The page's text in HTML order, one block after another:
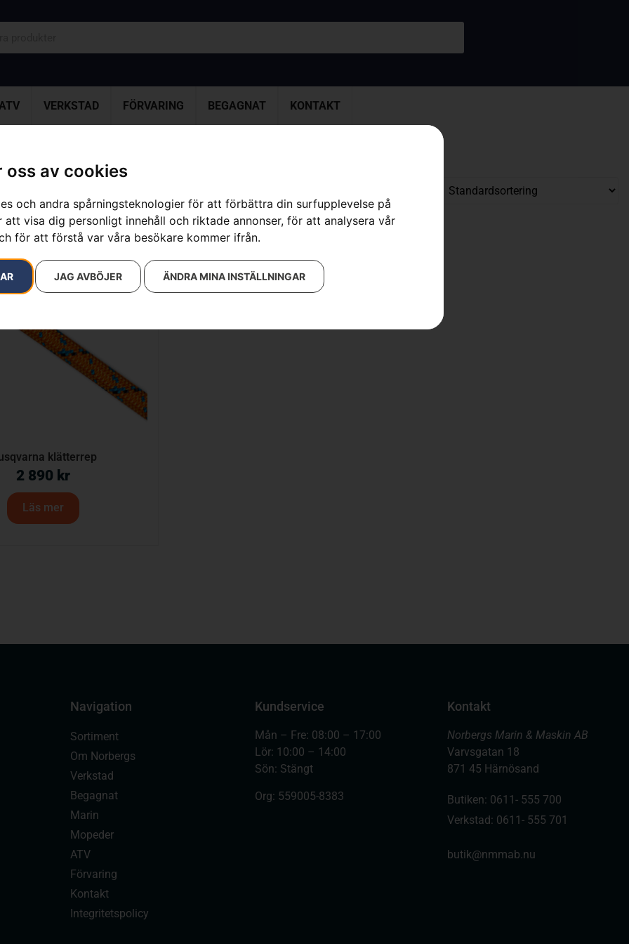
oss av cookies
och andra spårningsteknologier för att förbättra din surfupplevelse på
visa dig personligt innehåll och riktade annonser, för att analysera vår
för att förstå var våra besökare kommer ifrån.
JAG AVBÖJER ÄNDRA MINA INSTÄLLNINGAR
VERKSTAD FÖRVARING BEGAGNAT KONTAKT
klätterrep
2 890 kr
Läs mer
Navigation
Sortiment
Om Norbergs
Verkstad
Begagnat
Marin
Mopeder
ATV
Förvaring
Kontakt
Integritetspolicy
Kundservice
Mån – Fre: 08:00 – 17:00
Lör: 10:00 – 14:00
Sön: Stängt
Org: 559005-8383
Kontakt
Norbergs Marin & Maskin AB
Varvsgatan 18
871 45 Härnösand
Butiken: 0611- 555 700
Verkstad: 0611- 555 701
butik@nmmab.nu